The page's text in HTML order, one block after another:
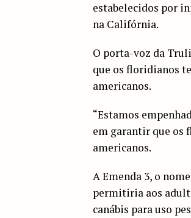
estabelecidos por
na Califórnia.
O porta-voz da
que os floridianos
americanos.
“Estamos
em garantir que os
americanos.
A Emenda 3, o
permitiria aos
canábis para uso